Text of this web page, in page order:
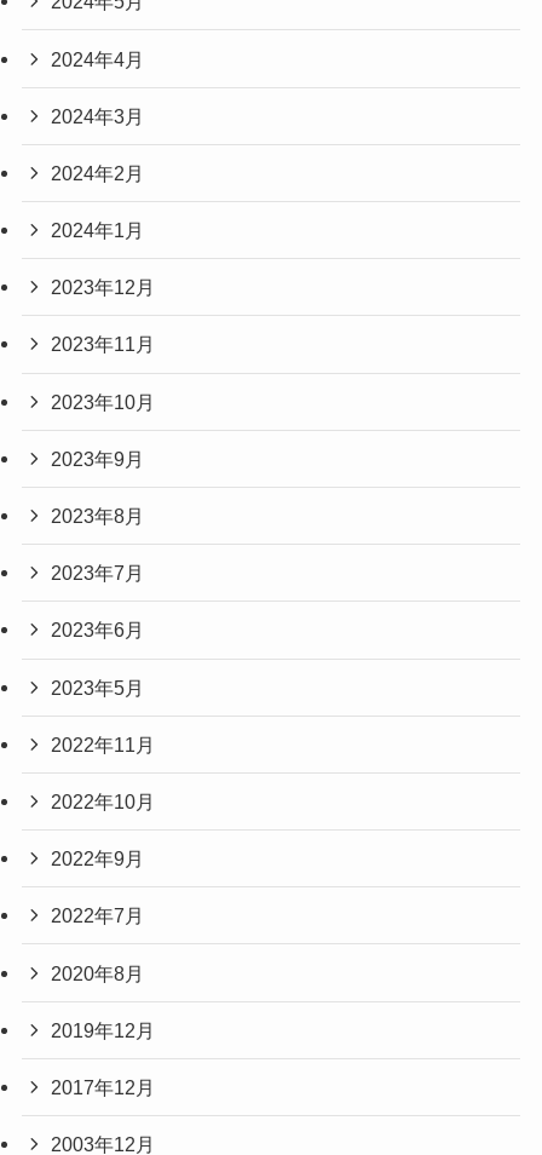
2024年10月
2024年9月
2024年8月
2024年5月
2024年4月
2024年3月
2024年2月
2024年1月
2023年12月
2023年11月
2023年10月
2023年9月
2023年8月
2023年7月
2023年6月
2023年5月
2022年11月
2022年10月
2022年9月
2022年7月